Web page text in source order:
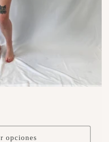
opciones